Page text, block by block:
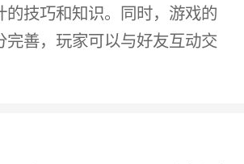
的技巧和知识。同时，游戏的
完善，玩家可以与好友互动交